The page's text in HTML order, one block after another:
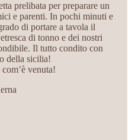
prelibata per preparare un
e parenti. In pochi minuti e
di portare a tavola il
di tonno e dei nostri
Il tutto condito con
della sicilia!
venuta!